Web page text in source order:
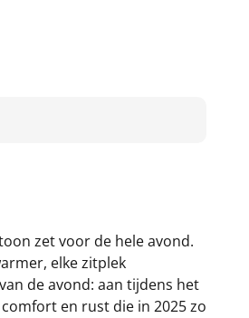
zet voor de hele avond.
elke zitplek
de avond: aan tijdens het
en rust die in 2025 zo